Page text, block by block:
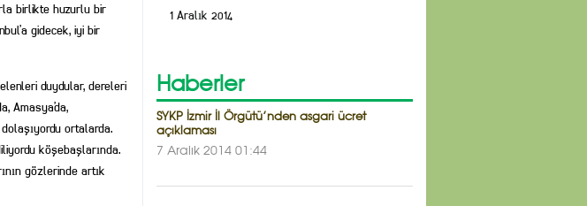
birlikte huzurlu bir
gidecek, iyi bir
duydular, dereleri
Amasya’da,
ortalarda.
köşebaşlarında.
gözlerinde artık
1 Aralık 2014
Haberler
SYKP İzmir İl Örgütü’nden asgari ücret
açıklaması
7 Aralık 2014 01:44